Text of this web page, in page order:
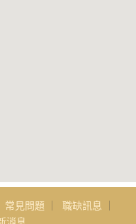
常見問題
職缺訊息